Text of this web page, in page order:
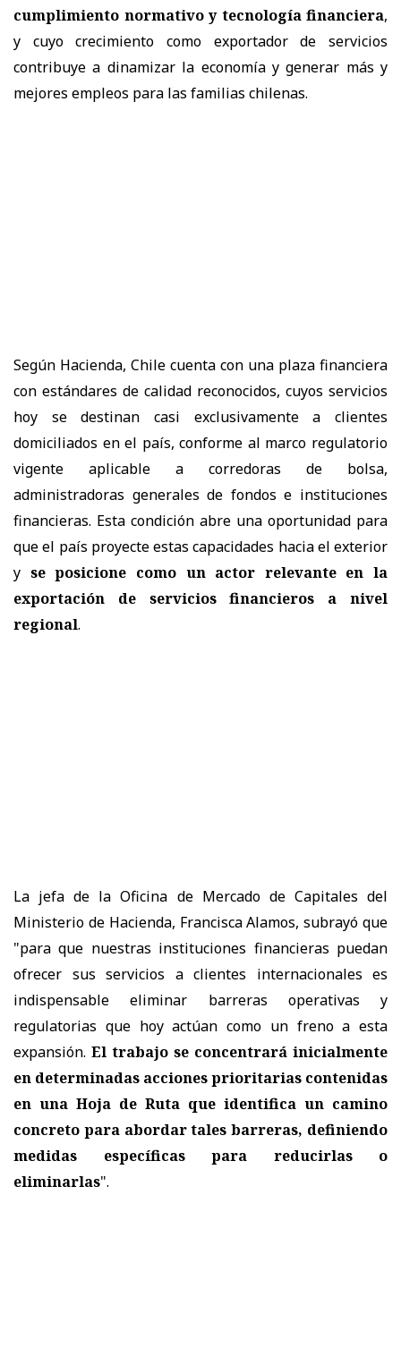
cumplimiento normativo y tecnología financiera,
y cuyo crecimiento como exportador de servicios
contribuye a dinamizar la economía y generar más y
mejores empleos para las familias chilenas.
Según Hacienda, Chile cuenta con una plaza financiera
con estándares de calidad reconocidos, cuyos servicios
hoy se destinan casi exclusivamente a clientes
domiciliados en el país, conforme al marco regulatorio
vigente aplicable a corredoras de bolsa,
administradoras generales de fondos e instituciones
financieras. Esta condición abre una oportunidad para
que el país proyecte estas capacidades hacia el exterior
y se posicione como un actor relevante en la
exportación de servicios financieros a nivel
regional.
La jefa de la Oficina de Mercado de Capitales del
Ministerio de Hacienda, Francisca Alamos, subrayó que
"para que nuestras instituciones financieras puedan
ofrecer sus servicios a clientes internacionales es
indispensable eliminar barreras operativas y
regulatorias que hoy actúan como un freno a esta
expansión. El trabajo se concentrará inicialmente
en determinadas acciones prioritarias contenidas
en una Hoja de Ruta que identifica un camino
concreto para abordar tales barreras, definiendo
medidas específicas para reducirlas o
eliminarlas".